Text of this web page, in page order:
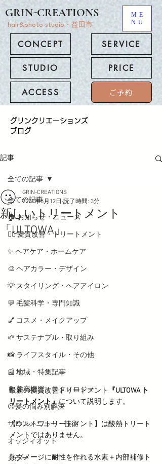
GRIN-CREATIONS
hair&photo studio・益田市
CONCEPT
STUDIO
ACCESS
SERVICE
PRICE
ご予約
ME
NU
​グリンクリエーションズ
ブログ
記事
全ての記事
🏠 お知らせ・ニュース
💇‍♀️ 髪質改善・トリートメント
✨ ヘアケア・ホームケア
🎨 ヘアカラー・デザイン
💡 スタイリング・ヘアアイロン
💬 毛髪科学・専門知識
💅 コスメ・メイクアップ
🌱 サステナブル・取り組み
📸 ライフスタイル・その他
📰 地域・特集記事
🔋 美容機器・テクノロジー
😣髪の悩み別解決
サロンメニュー・技術
オッジィオット
カラー
全ての記事
新しいトリートメント
「ULTOWA」
GRIN-CREATIONS
2021年5月12日 読了時間: 3分
最新の髪質改善トリートメント
『ULTOWA ト
リートメント』について説明します。
【ウルトワトリートメント】は酸熱トリート
メントではありません。
熱ダメージに耐性を作れる水素＋内部補修ト